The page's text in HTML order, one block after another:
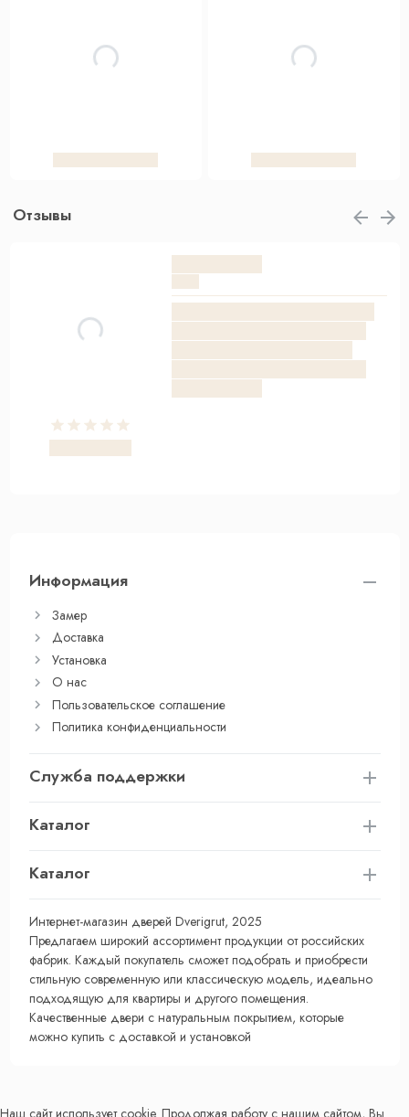
Отзывы
Информация
Замер
Доставка
Установка
О нас
Пользовательское соглашение
Политика конфиденциальности
Служба поддержки
Каталог
Каталог
Интернет-магазин дверей Dverigrut, 2025
Предлагаем широкий ассортимент продукции от российских
фабрик. Каждый покупатель сможет подобрать и приобрести
стильную современную или классическую модель, идеально
подходящую для квартиры и другого помещения.
Качественные двери с натуральным покрытием, которые
можно купить с доставкой и установкой
Наш сайт использует cookie. Продолжая работу с нашим сайтом, Вы